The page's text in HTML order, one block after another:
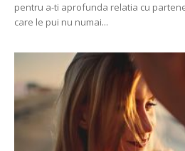
pentru a-ti aprofunda relatia cu
care le pui nu numai...